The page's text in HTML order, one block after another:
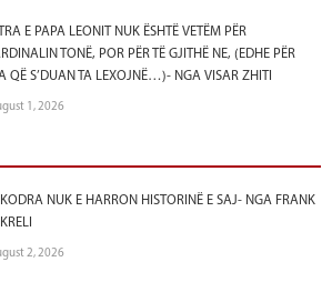
E PAPA LEONIT NUK ËSHTË VETËM PËR
TONË, POR PËR TË GJITHË NE, (EDHE PËR
QË S’DUAN TA LEXOJNË…)- NGA VISAR ZHITI
1, 2026
NUK E HARRON HISTORINË E SAJ- NGA FRANK
2, 2026